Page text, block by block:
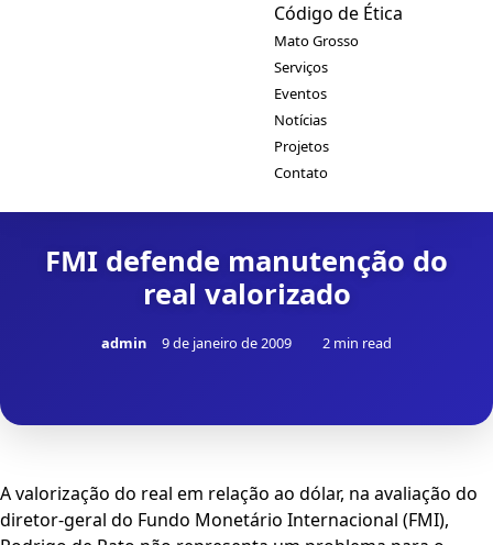
Código de Ética
Mato Grosso
Serviços
Eventos
Notícias
Projetos
Contato
FMI defende manutenção do
real valorizado
admin 9 de janeiro de 2009 2 min read
A valorização do real em relação ao dólar, na avaliação do
diretor-geral do Fundo Monetário Internacional (FMI),